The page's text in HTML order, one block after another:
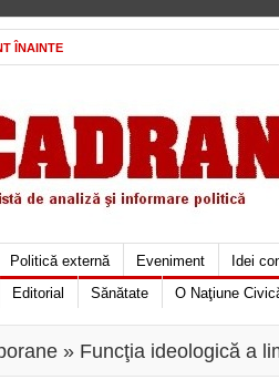
ÎNAINTE
Politică externă Eveniment
Idei
Editorial Sănătate O Naţiune
» Funcţia ideologică a